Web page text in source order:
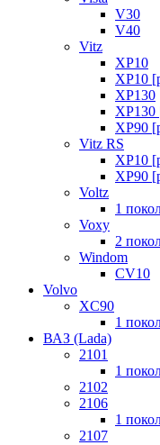
V30
V40
Vitz
XP10
XP10
XP130
XP130
XP90
Vitz RS
XP10
XP90
Voltz
1
Voxy
2
Windom
СV10
Volvo
XC90
1
ВАЗ (Lada)
2101
1
2102
2106
1
2107